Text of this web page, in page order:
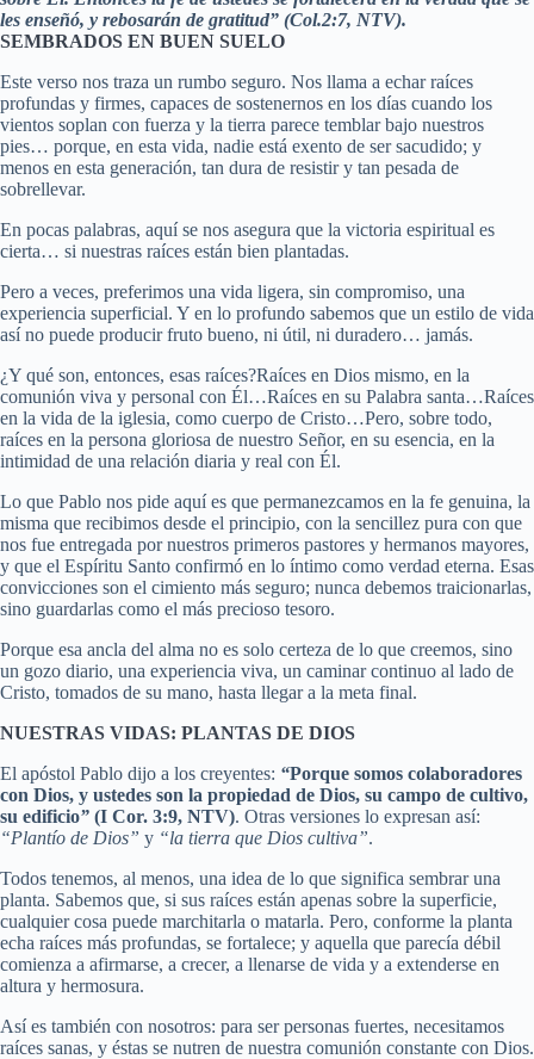
les enseñó, y rebosarán de gratitud” (Col.2:7, NTV).
SEMBRADOS EN BUEN SUELO
Este verso nos traza un rumbo seguro. Nos llama a echar raíces
profundas y firmes, capaces de sostenernos en los días cuando los
vientos soplan con fuerza y la tierra parece temblar bajo nuestros
pies… porque, en esta vida, nadie está exento de ser sacudido; y
menos en esta generación, tan dura de resistir y tan pesada de
sobrellevar.
En pocas palabras, aquí se nos asegura que la victoria espiritual es
cierta… si nuestras raíces están bien plantadas.
Pero a veces, preferimos una vida ligera, sin compromiso, una
experiencia superficial. Y en lo profundo sabemos que un estilo de vida
así no puede producir fruto bueno, ni útil, ni duradero… jamás.
¿Y qué son, entonces, esas raíces?Raíces en Dios mismo, en la
comunión viva y personal con Él…Raíces en su Palabra santa…Raíces
en la vida de la iglesia, como cuerpo de Cristo…Pero, sobre todo,
raíces en la persona gloriosa de nuestro Señor, en su esencia, en la
intimidad de una relación diaria y real con Él.
Lo que Pablo nos pide aquí es que permanezcamos en la fe genuina, la
misma que recibimos desde el principio, con la sencillez pura con que
nos fue entregada por nuestros primeros pastores y hermanos mayores,
y que el Espíritu Santo confirmó en lo íntimo como verdad eterna. Esas
convicciones son el cimiento más seguro; nunca debemos traicionarlas,
sino guardarlas como el más precioso tesoro.
Porque esa ancla del alma no es solo certeza de lo que creemos, sino
un gozo diario, una experiencia viva, un caminar continuo al lado de
Cristo, tomados de su mano, hasta llegar a la meta final.
NUESTRAS VIDAS: PLANTAS DE DIOS
El apóstol Pablo dijo a los creyentes: “Porque somos colaboradores
con Dios, y ustedes son la propiedad de Dios, su campo de cultivo,
su edificio” (I Cor. 3:9, NTV). Otras versiones lo expresan así:
“Plantío de Dios” y “la tierra que Dios cultiva”.
Todos tenemos, al menos, una idea de lo que significa sembrar una
planta. Sabemos que, si sus raíces están apenas sobre la superficie,
cualquier cosa puede marchitarla o matarla. Pero, conforme la planta
echa raíces más profundas, se fortalece; y aquella que parecía débil
comienza a afirmarse, a crecer, a llenarse de vida y a extenderse en
altura y hermosura.
Así es también con nosotros: para ser personas fuertes, necesitamos
raíces sanas, y éstas se nutren de nuestra comunión constante con Dios.